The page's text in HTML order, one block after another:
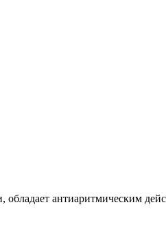
обладает антиаритмическим